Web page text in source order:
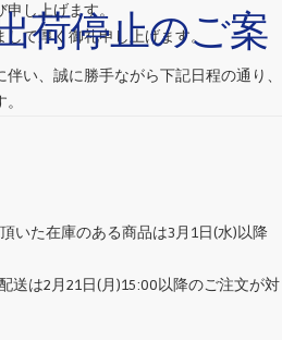
荷停止のご案
し上げます。
て厚く御礼申し上げます。
い、誠に勝手ながら下記日程の通り、
いた在庫のある商品は3月1日(水)以降
送は2月21日(月)15:00以降のご注文が対